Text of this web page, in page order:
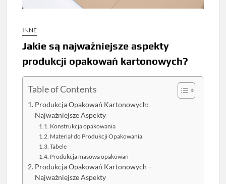
INNE
Jakie są najważniejsze aspekty
produkcji opakowań kartonowych?
Table of Contents
Produkcja Opakowań Kartonowych:
Najważniejsze Aspekty
Konstrukcja opakowania
Materiał do Produkcji Opakowania
Tabele
Produkcja masowa opakowań
Produkcja Opakowań Kartonowych –
Najważniejsze Aspekty